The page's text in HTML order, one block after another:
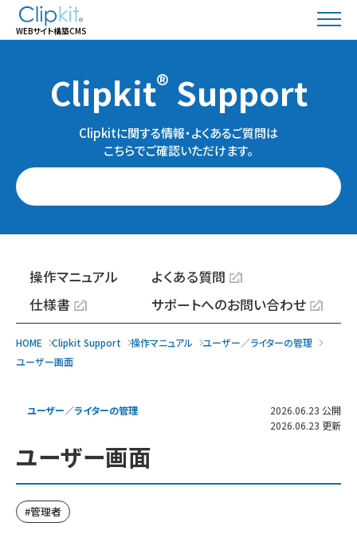
WEBサイト構築CMS
Clipkit® Support
Clipkitに関する情報・よくあるご質問は
こちらでご確認いただけます。
操作マニュアル
よくある質問
仕様書
サポートへのお問い合わせ
HOME Clipkit Support 操作マニュアル
ユーザー／ライターの管理
ユーザー画面
ユーザー／ライターの管理
2026.06.23 公開
2026.06.23 更新
ユーザー画面
管理者